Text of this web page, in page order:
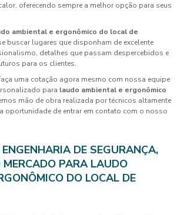
oferecendo sempre a melhor opção para seus
ambiental e ergonômico do local de
buscar lugares que disponham de excelente
detalhes que passam despercebidos e
para os clientes.
uma cotação agora mesmo com nossa equipe
para laudo ambiental e ergonômico
mão de obra realizada por técnicos altamente
oportunidade de entrar em contato com o nosso
DE SEGURANÇA,
MERCADO PARA LAUDO
DO LOCAL DE